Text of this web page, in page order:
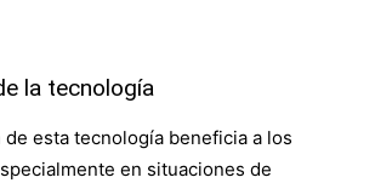
la tecnología
de esta tecnología beneficia a los
en situaciones de